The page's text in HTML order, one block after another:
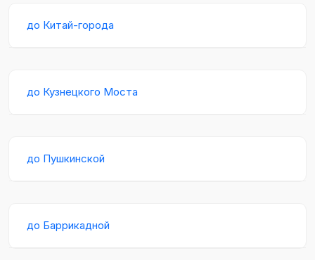
до Китай-города
до Кузнецкого Моста
до Пушкинской
до Баррикадной